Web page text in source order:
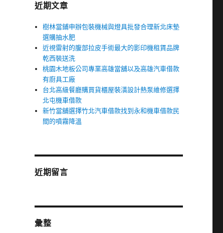
近期文章
樹林當鋪申辦包裝機械與燈具批發合理新北床墊
選購抽水肥
近視雷射的腹部拉皮手術最大的影印機租賃品牌
乾西裝送洗
桃園木地板公司專業高雄當舖以及高雄汽車借款
有廚具工廠
台北高級餐廳購買貨櫃屋裝潢設計熱泵維修選擇
北屯機車借款
新竹當舖選擇竹北汽車借款找到永和機車借款民
間的噴霧降溫
近期留言
彙整